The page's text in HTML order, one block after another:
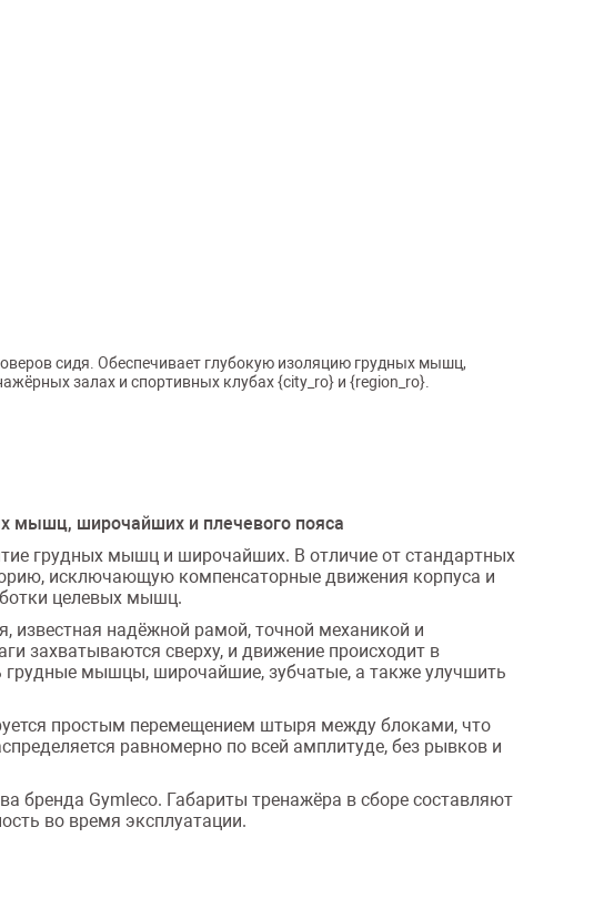
сидя. Обеспечивает глубокую изоляцию грудных мышц,
залах и спортивных клубах {city_ro} и {region_ro}.
мышц, широчайших и плечевого пояса
грудных мышц и широчайших. В отличие от стандартных
исключающую компенсаторные движения корпуса и
целевых мышц.
известная надёжной рамой, точной механикой и
захватываются сверху, и движение происходит в
грудные мышцы, широчайшие, зубчатые, а также улучшить
простым перемещением штыря между блоками, что
равномерно по всей амплитуде, без рывков и
бренда Gymleco. Габариты тренажёра в сборе составляют
во время эксплуатации.